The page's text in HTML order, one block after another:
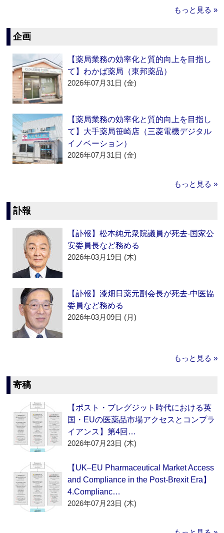
もっと見る »
企画
【薬局業務の効率化と質的向上を目指し
て】わかば薬局（東邦薬品）
2026年07月31日 (金)
【薬局業務の効率化と質的向上を目指し
て】大手薬局笹崎店（三菱電機デジタル
イノベーション）
2026年07月31日 (金)
もっと見る »
訃報
【訃報】松本純元衆院議員が死去‐国家公
安委員長など務める
2026年03月19日 (木)
【訃報】漆畑日薬元副会長が死去‐中医協
委員など務める
2026年03月09日 (月)
もっと見る »
寄稿
【ポスト・ブレグジット時代における英
国・EUの医薬品市場アクセスとコンプラ
イアンス】第4回…
2026年07月23日 (木)
【UK–EU Pharmaceutical Market Access
and Compliance in the Post-Brexit Era】
4.Complianc…
2026年07月23日 (木)